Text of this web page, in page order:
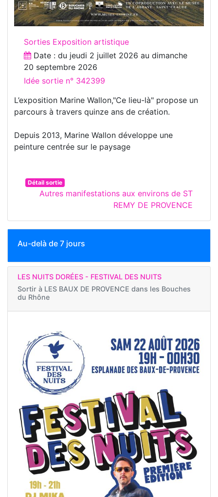
Sorties Exposition artistique
Date : du jeudi 2 juillet 2026 au dimanche
20 septembre 2026
Idée sortie n° 342399
L’exposition Marine Wallon,"Ce lieu-là" propose un
parcours à travers quinze ans de création.
Depuis 2013, Marine Wallon développe une
peinture centrée sur le paysage
Détail sortie
Autres manifestations aux environs de ST
REMY DE PROVENCE
Au-delà de 7 jours
LES NUITS DORÉES - FESTIVAL DES NUITS
Sortir à LES BAUX DE PROVENCE dans les Bouches
du Rhône